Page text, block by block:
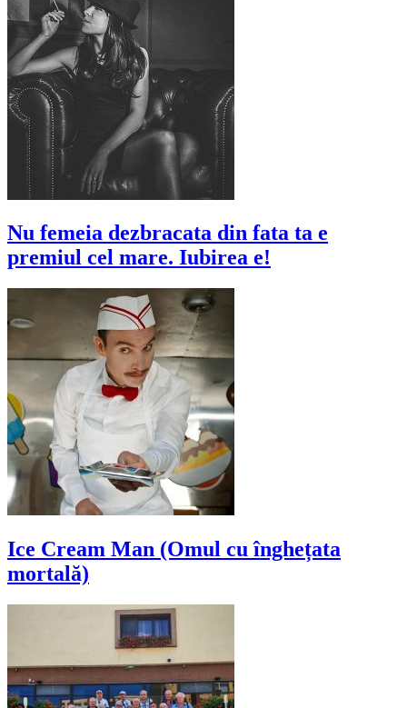
Nu femeia dezbracata din fata ta e
premiul cel mare. Iubirea e!
Ice Cream Man (Omul cu înghețata
mortală)